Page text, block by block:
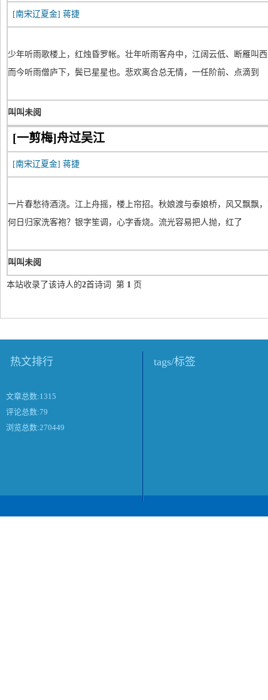
[南宋辽夏金] 蒋捷
少年听雨歌楼上，红烛昏罗帐。壮年听雨客舟中，江阔云低、断雁叫
而今听雨僧庐下，鬓已星星也。悲欢离合总无情，一任阶前、点滴到
叫叫未阅
[一剪梅]舟过吴江
[南宋辽夏金] 蒋捷
一片春愁待酒浇。江上舟摇，楼上帘招。秋娘渡与泰娘桥，风又飘飘
何日归家洗客袍？银字笙调，心字香烧。流光容易把人抛，红了
叫叫未阅
本站收录了该诗人的2首诗词 第 1 页
热文排行
文章总数:1315
评论总数:79
浏览总数:270449
tags/标签